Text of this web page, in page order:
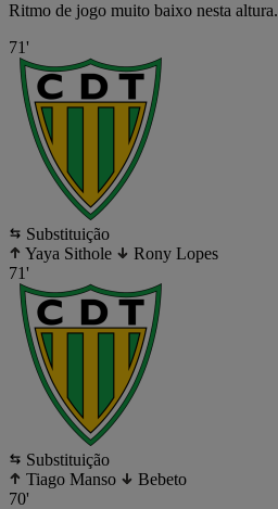
Ritmo de jogo muito baixo nesta altura.
71'
Substituição
Yaya Sithole
Rony Lopes
71'
Substituição
Tiago Manso
Bebeto
70'